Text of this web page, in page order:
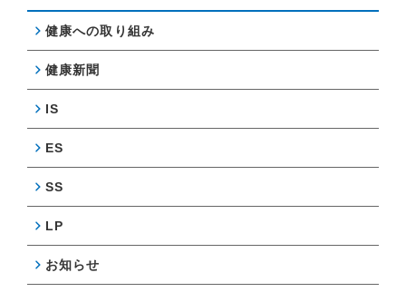
健康への取り組み
健康新聞
IS
ES
SS
LP
お知らせ